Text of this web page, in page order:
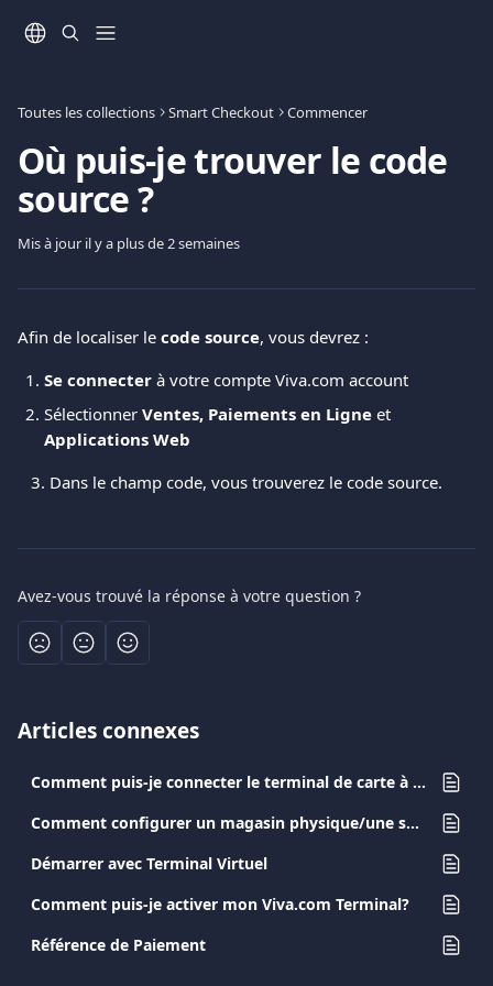
Toutes les collections Smart Checkout Commencer
Où puis-je trouver le code
source ?
Mis à jour il y a plus de 2 semaines
Afin de localiser le code source, vous devrez :
Se connecter à votre compte Viva.com account
Sélectionner Ventes, Paiements en Ligne et
Applications Web
   3. Dans le champ code, vous trouverez le code source.
Avez-vous trouvé la réponse à votre question ?
Articles connexes
Comment puis-je connecter le terminal de carte à mon compte ?
Comment configurer un magasin physique/une source de paiement ?
Démarrer avec Terminal Virtuel
Comment puis-je activer mon Viva.com Terminal?
Référence de Paiement